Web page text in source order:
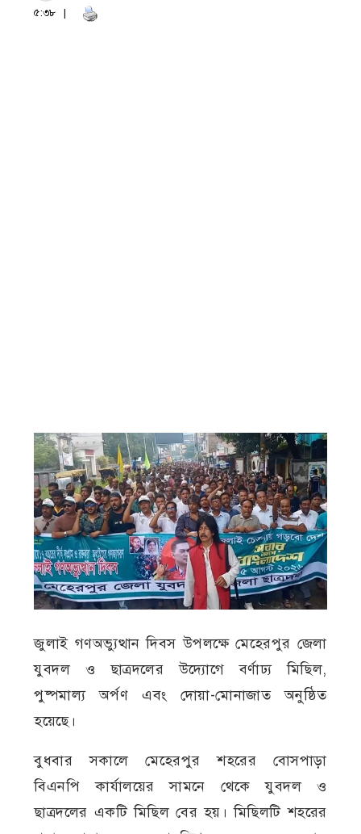
৫:৩৮
জুলাই গণঅভ্যুত্থান দিবস উপলক্ষে মেহেরপুর জেলা
যুবদল ও ছাত্রদলের উদ্যোগে বর্ণাঢ্য মিছিল,
পুষ্পমাল্য অর্পণ এবং দোয়া-মোনাজাত অনুষ্ঠিত
হয়েছে।
বুধবার সকালে মেহেরপুর শহরের বোসপাড়া
বিএনপি কার্যালয়ের সামনে থেকে যুবদল ও
ছাত্রদলের একটি মিছিল বের হয়। মিছিলটি শহরের